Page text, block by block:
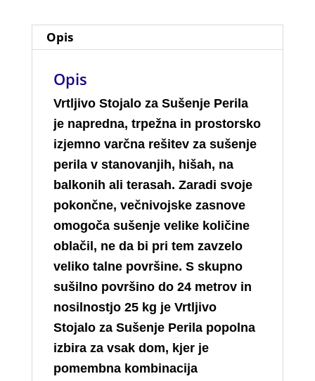
Opis
Opis
Vrtljivo Stojalo za Sušenje Perila
je napredna, trpežna in prostorsko
izjemno varčna rešitev za sušenje
perila v stanovanjih, hišah, na
balkonih ali terasah. Zaradi svoje
pokončne, večnivojske zasnove
omogoča sušenje velike količine
oblačil, ne da bi pri tem zavzelo
veliko talne površine. S skupno
sušilno površino do 24 metrov in
nosilnostjo 25 kg je Vrtljivo
Stojalo za Sušenje Perila popolna
izbira za vsak dom, kjer je
pomembna kombinacija